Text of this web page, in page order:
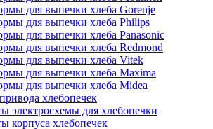
для выпечки хлеба Gorenje
для выпечки хлеба Philips
для выпечки хлеба Panasonic
для выпечки хлеба Redmond
для выпечки хлеба Vitek
для выпечки хлеба Maxima
для выпечки хлеба Midea
хлебопечек
электросхемы для хлебопечки
корпуса хлебопечек